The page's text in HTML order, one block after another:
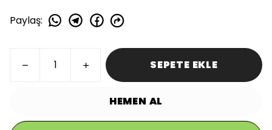
Paylaş:
SEPETE EKLE
HEMEN AL